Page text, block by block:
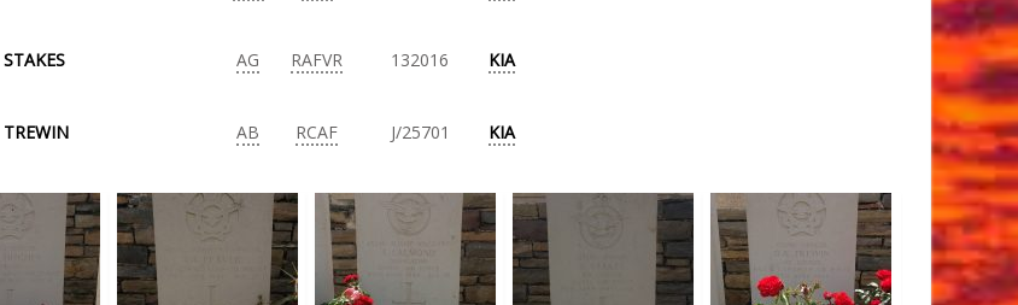
STAKES AG RAFVR 132016 KIA
TREWIN AB RCAF J/25701 KIA